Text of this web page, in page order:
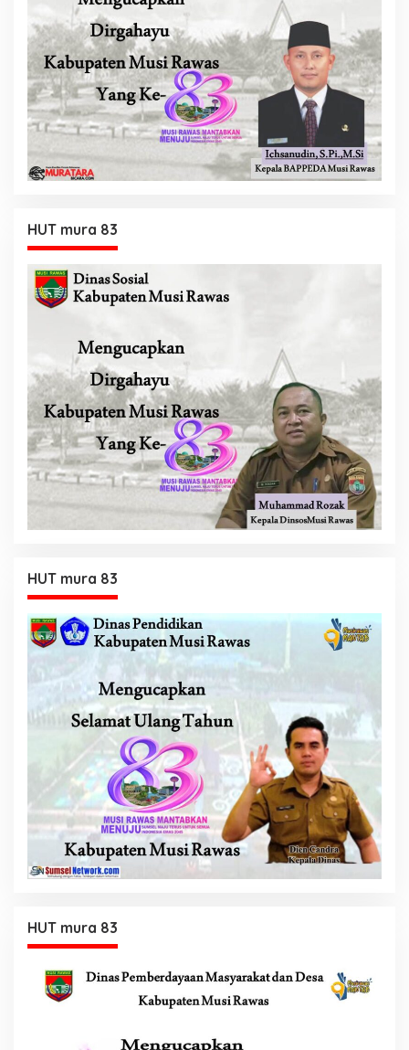
HUT mura 83
HUT mura 83
HUT mura 83